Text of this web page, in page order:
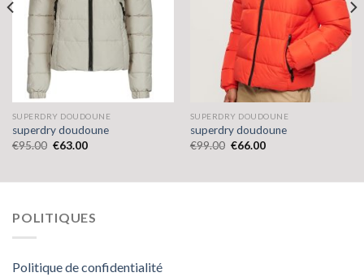
SUPERDRY DOUDOUNE
superdry doudoune
€95.00 €63.00
SUPERDRY DOUDOUNE
superdry doudoune
€99.00 €66.00
POLITIQUES
Politique de confidentialité